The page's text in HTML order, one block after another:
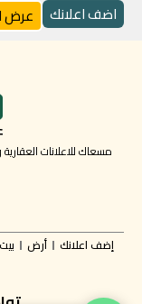
اضف اعلانك عرض
مسعاك للاعلانات
إضف اعلانك أرض بيت